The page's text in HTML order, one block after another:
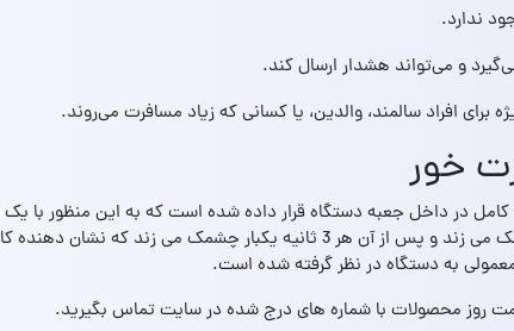
ندارد.
و می‌تواند هشدار ارسال کند.
برای افراد سالمند، والدین، یا کسانی که زیاد مسافرت می‌روند.
خور
کامل در داخل جعبه دستگاه قرار داده شده است که به این منظور با
روز محصولات با شماره های درج شده در سایت تماس بگیرید.